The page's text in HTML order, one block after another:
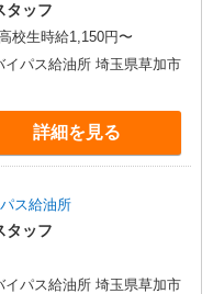
タッフ
校生時給1,150円〜
パス給油所 埼玉県草加市
詳細を見る
ス給油所
タッフ
パス給油所 埼玉県草加市